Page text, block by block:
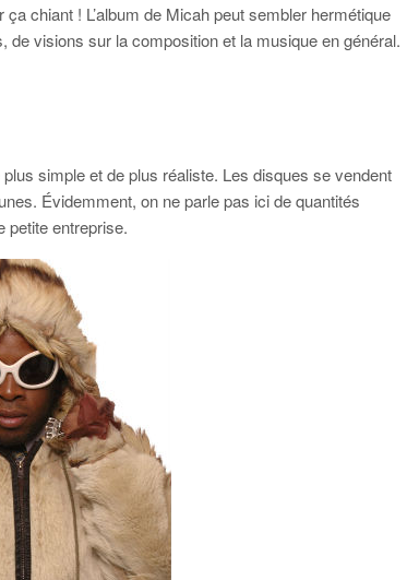
chiant ! L’album de Micah peut sembler hermétique
de visions sur la composition et la musique en général.
simple et de plus réaliste. Les disques se vendent
Évidemment, on ne parle pas ici de quantités
petite entreprise.